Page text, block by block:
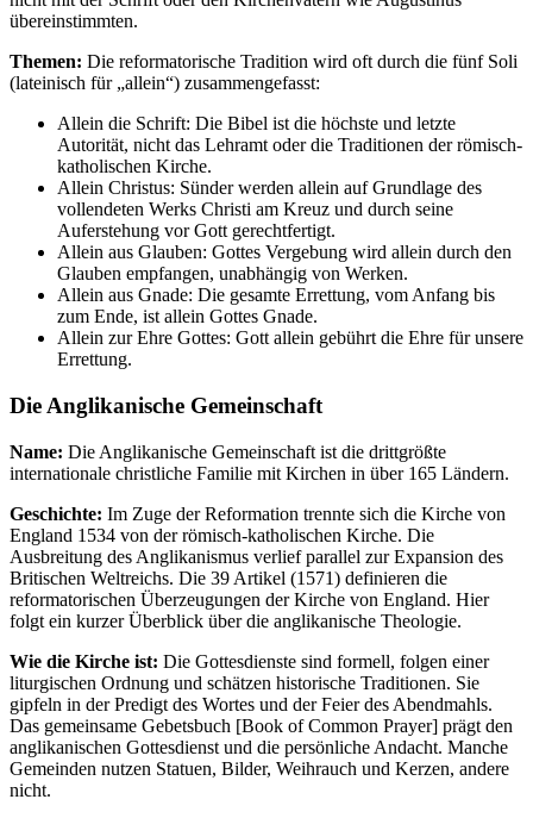
übereinstimmten.
Themen: Die reformatorische Tradition wird oft durch die fünf Soli
(lateinisch für „allein“) zusammengefasst:
Allein die Schrift: Die Bibel ist die höchste und letzte
Autorität, nicht das Lehramt oder die Traditionen der römisch-
katholischen Kirche.
Allein Christus: Sünder werden allein auf Grundlage des
vollendeten Werks Christi am Kreuz und durch seine
Auferstehung vor Gott gerechtfertigt.
Allein aus Glauben: Gottes Vergebung wird allein durch den
Glauben empfangen, unabhängig von Werken.
Allein aus Gnade: Die gesamte Errettung, vom Anfang bis
zum Ende, ist allein Gottes Gnade.
Allein zur Ehre Gottes: Gott allein gebührt die Ehre für unsere
Errettung.
Die Anglikanische Gemeinschaft
Name: Die Anglikanische Gemeinschaft ist die drittgrößte
internationale christliche Familie mit Kirchen in über 165 Ländern.
Geschichte: Im Zuge der Reformation trennte sich die Kirche von
England 1534 von der römisch-katholischen Kirche. Die
Ausbreitung des Anglikanismus verlief parallel zur Expansion des
Britischen Weltreichs. Die 39 Artikel (1571) definieren die
reformatorischen Überzeugungen der Kirche von England. Hier
folgt ein kurzer Überblick über die anglikanische Theologie.
Wie die Kirche ist: Die Gottesdienste sind formell, folgen einer
liturgischen Ordnung und schätzen historische Traditionen. Sie
gipfeln in der Predigt des Wortes und der Feier des Abendmahls.
Das gemeinsame Gebetsbuch [Book of Common Prayer] prägt den
anglikanischen Gottesdienst und die persönliche Andacht. Manche
Gemeinden nutzen Statuen, Bilder, Weihrauch und Kerzen, andere
nicht.